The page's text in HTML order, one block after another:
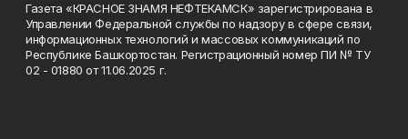
Газета «КРАСНОЕ ЗНАМЯ НЕФТЕКАМСК» зарегистрирована в
Управлении Федеральной службы по надзору в сфере связи,
информационных технологий и массовых коммуникаций по
Республике Башкортостан. Регистрационный номер ПИ № ТУ
02 - 01880 от 11.06.2025 г.